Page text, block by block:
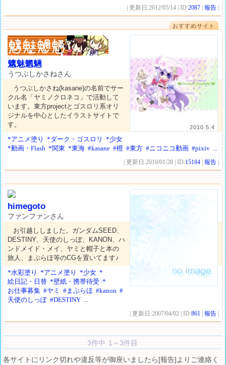
| 更新日:2012/05/14 | ID:2087 |報告
おすすめサイト
2010.5.4
魑魅魍魎
うつぶしかさねさん
うつぶしかさね(kasane)の名前でサー
クル名「ヤミノクロネコ」で活動して
います。東方projectとゴスロリ系オリ
ジナルを中心としたイラストサイトで
す。
*アニメ塗り
*ダーク・ゴスロリ
*少女
*動画・Flash *関東 *東海 #kasane #橙 #東方 #ニコニコ動画 #pixiv ...
| 更新日:2010/01/28 | ID:15184 |報告
himegoto
ファンファンさん
お引越ししました。ガンダムSEED、
DESTINY、天使のしっぽ、KANON、ハ
ンドメイド・メイ、ヤミと帽子と本の
旅人、まぶらほ等のCGを置いてます♪
*水彩塗り
*アニメ塗り *少女 *
絵日記・日替 *壁紙・携帯待受 *
お仕事募集 #ヤミ #まぶらほ #kanon #
天使のしっぽ #DESTINY ...
| 更新日:2007/04/02 | ID:861 |報告
3件中 1～3件目
各サイトにリンク切れや違反等が御座いましたら[報告]よりご連絡く